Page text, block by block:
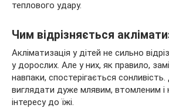
теплового удару.
Чим відрізняється
Акліматизація у дітей не сильно
у дорослих. Але у них, як правило,
навпаки, спостерігається
виглядати дуже млявим, втомленим і
інтересу до їжі.